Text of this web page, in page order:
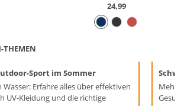
24,99
THEMEN
Sport im Sommer
Wasser: Erfahre alles über effektiven
UV-Kleidung und die richtige
Mehr